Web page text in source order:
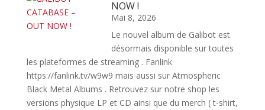
NOW !
Mai 8, 2026
Le nouvel album de Galibot est
désormais disponible sur toutes
les plateformes de streaming . Fanlink
https://fanlink.tv/w9w9 mais aussi sur Atmospheric
Black Metal Albums . Retrouvez sur notre shop les
versions physique LP et CD ainsi que du merch ( t-shirt,